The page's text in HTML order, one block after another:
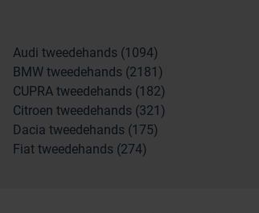
Audi tweedehands (1094)
BMW tweedehands (2181)
CUPRA tweedehands (182)
Citroen tweedehands (321)
Dacia tweedehands (175)
Fiat tweedehands (274)